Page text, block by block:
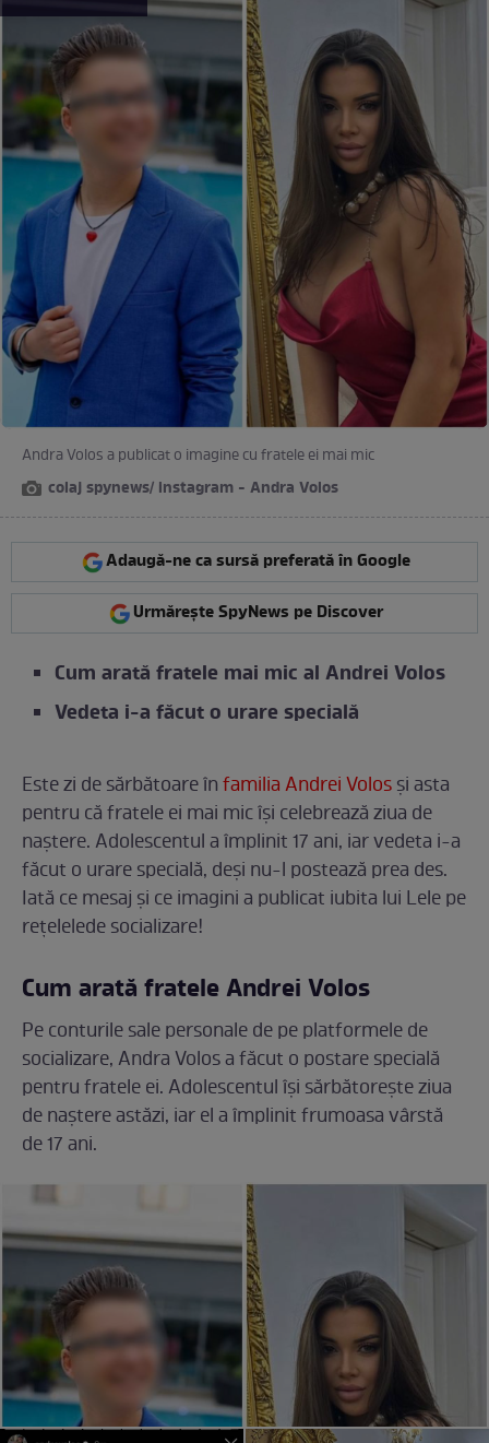
Andra Volos a publicat o imagine cu fratele ei mai mic
colaj spynews/ instagram - Andra Volos
Adaugă-ne ca sursă preferată în Google
Urmărește SpyNews pe Discover
Cum arată fratele mai mic al Andrei Volos
Vedeta i-a făcut o urare specială
Este zi de sărbătoare înfamilia Andrei Volosși asta
pentru că fratele ei mai mic își celebrează ziua de
naștere. Adolescentul a împlinit 17 ani, iar vedeta i-a
făcut o urare specială, deși nu-l postează prea des.
Iată ce mesaj și ce imagini a publicat iubita lui Lele pe
rețelelede socializare!
Cum arată fratele Andrei Volos
Pe conturile sale personale de pe platformele de
socializare, Andra Volos a făcut o postare specială
pentru fratele ei. Adolescentul își sărbătorește ziua
de naștere astăzi, iar el a împlinit frumoasa vârstă
de 17 ani.